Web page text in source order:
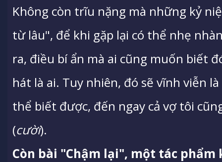
Không còn trĩu nặng mà những kỷ
từ lâu", để khi gặp lại có thể nhẹ
ra, điều bí ẩn mà ai cũng muốn biết
hát là ai. Tuy nhiên, đó sẽ vĩnh viễn
thể biết được, đến ngay cả vợ tôi
(cười).
Còn bài "Chậm lại", một tác phẩm